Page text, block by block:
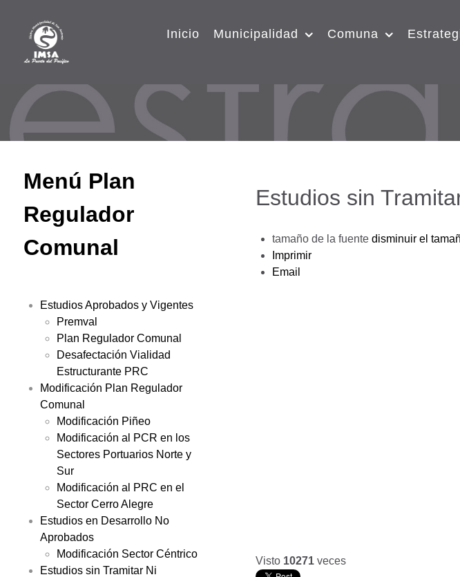
Inicio Municipalidad Comuna
Menú Plan
Regulador
Comunal
Estudios Aprobados y Vigentes
Premval
Plan Regulador Comunal
Desafectación Vialidad
Estructurante PRC
Modificación Plan Regulador
Comunal
Modificación Piñeo
Modificación al PCR en los
Sectores Portuarios Norte y
Sur
Modificación al PRC en el
Sector Cerro Alegre
Estudios en Desarrollo No
Aprobados
Modificación Sector Céntrico
Estudios sin Tramitar Ni
Estudios sin
tamaño de la fuente disminuir el
Imprimir
Email
Visto 10271 veces